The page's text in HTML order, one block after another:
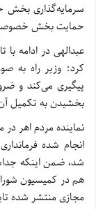
سرمایه‌گذاری بخش
حمایت بخش خصوصی
عبدالهی در ادامه با
کرد: وزیر راه به
پیگیری می‌کند و
بخشیدن به تکمیل آن
نماینده مردم اهر
انجام شده
شد، ضمن اینکه
هم در کمیسیون
مجازی منتشر شده